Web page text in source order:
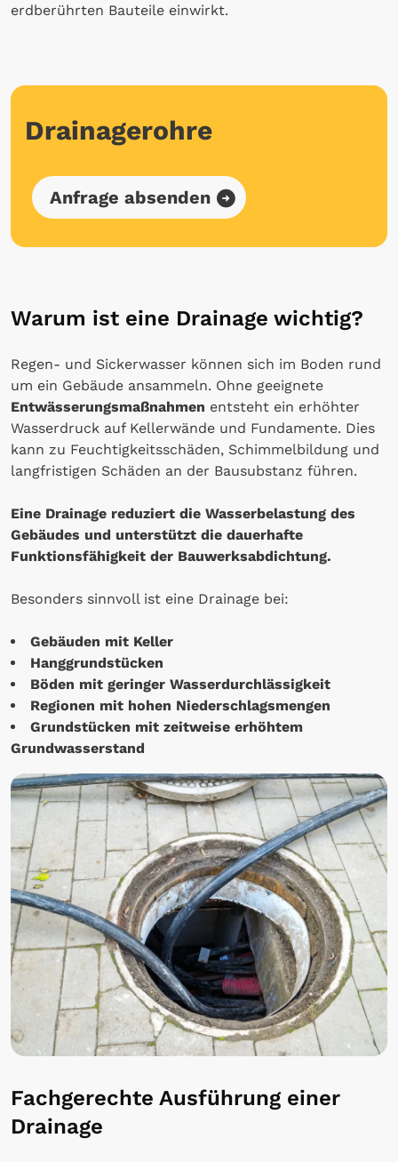
erdberührten Bauteile einwirkt.
Drainagerohre
Anfrage absenden
Warum ist eine Drainage wichtig?
Regen- und Sickerwasser können sich im Boden rund
um ein Gebäude ansammeln. Ohne geeignete
Entwässerungsmaßnahmen entsteht ein erhöhter
Wasserdruck auf Kellerwände und Fundamente. Dies
kann zu Feuchtigkeitsschäden, Schimmelbildung und
langfristigen Schäden an der Bausubstanz führen.
Eine Drainage reduziert die Wasserbelastung des
Gebäudes und unterstützt die dauerhafte
Funktionsfähigkeit der Bauwerksabdichtung.
Besonders sinnvoll ist eine Drainage bei:
Gebäuden mit Keller
Hanggrundstücken
Böden mit geringer Wasserdurchlässigkeit
Regionen mit hohen Niederschlagsmengen
Grundstücken mit zeitweise erhöhtem
Grundwasserstand
Fachgerechte Ausführung einer
Drainage